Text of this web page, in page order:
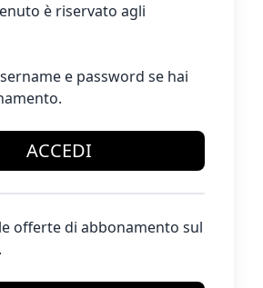
è riservato agli
e password se hai
ACCEDI
offerte di abbonamento sul